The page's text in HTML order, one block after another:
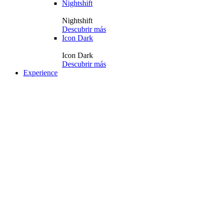
Nightshift
Nightshift
Descubrir más
Icon Dark
Icon Dark
Descubrir más
Experience